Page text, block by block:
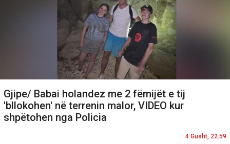
Gjipe/ Babai holandez me 2 fëmijët e tij
'bllokohen' në terrenin malor, VIDEO kur
shpëtohen nga Policia
4 Gusht, 22:59